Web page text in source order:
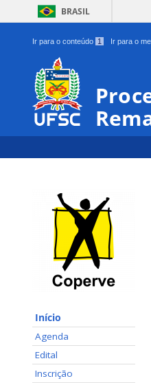
BRASIL
Ir para o conteúdo 1 Ir para o
Início
Agenda
Edital
Inscrição